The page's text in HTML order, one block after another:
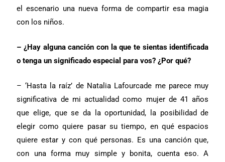
el escenario una nueva forma de compartir esa magia
con los niños.
– ¿Hay alguna canción con la que te sientas identificada
o tenga un significado especial para vos? ¿Por qué?
– ‘Hasta la raíz’ de Natalia Lafourcade me parece muy
significativa de mi actualidad como mujer de 41 años
que elige, que se da la oportunidad, la posibilidad de
elegir como quiere pasar su tiempo, en qué espacios
quiere estar y con qué personas. Es una canción que,
con una forma muy simple y bonita, cuenta eso. A